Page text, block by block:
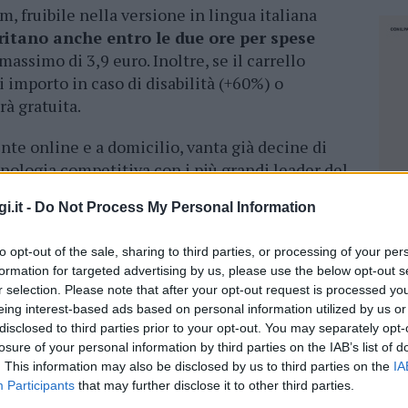
- Do Not Process My Personal Information
opt-out of the sale, sharing to third parties, or processing of your
for targeted advertising by us, please use the below opt-out
selection. Please note that after your opt-out request is processed
interest-based ads based on personal information utilized by us
to third parties prior to your opt-out. You may separately
of your personal information by third parties on the IAB’s list of
This information may also be disclosed by us to third parties on the
Participants that may further disclose it to other third parties.
fruibile nella versione in lingua italiana
anche entro le due ore per spese
di 3,9 euro. Inoltre, se il carrello
importo in caso di disabilità (+60%) o
gratuita.
online e a domicilio, vanta già decine di
competitiva con i più grandi leader del
nuova sede verrà selezionato nei prossimi
dinamiche e immediatamente
di problem solving e attitudine
conoscenza dell’inglese e dimestichezza
profili esperti con Excel o esperienza in